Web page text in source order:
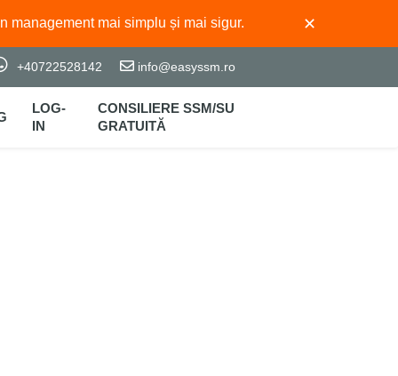
management mai simplu și mai sigur. ✕
+40722528142 info@easyssm.ro
LOG-
IN
CONSILIERE SSM/SU
GRATUITĂ